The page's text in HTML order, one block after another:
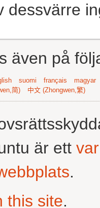
dessvärre
även på
suomi français
magyar
简) 中文 (Zhongwen,繁)
är ett
.
this site.